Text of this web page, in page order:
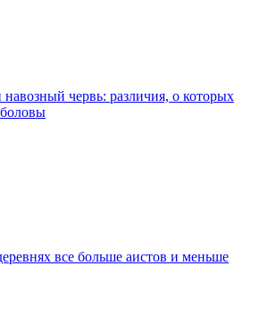
червь: различия, о которых
все больше аистов и меньше